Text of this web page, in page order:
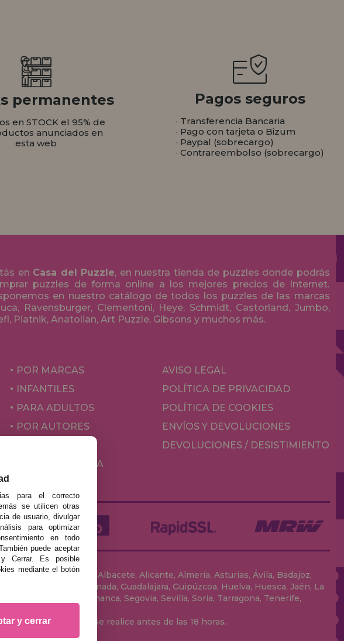
permanentes
en STOCK el 95% de
anunciados en
esta web
Pagos seguros
· Transferencia Bancaria
· Pago con tarjeta o Bizum
· Paypal (sobrecargo)
· Contrareembolso (sobrecargo)
en Casa del Puzzle, en nuestra tienda de puzzles donde podrás
puzzles de forma online a los mejores precios de Internet.
en nuestro catálogo de todos los puzzles de las marcas
Ravensburger, Clementoni, Heye, Schmidt, Castorland, Jumbo,
Piatnik, Anatolian, Art Puzzle, Gibsons y muchos más.
POR MARCAS
INFANTILES
PARA ADULTOS
POR AUTORES
JUEGOS DE MESA
AVISO LEGAL
POLÍTICA DE PRIVACIDAD
POLÍTICA DE COOKIES
ENVÍOS Y DEVOLUCIONES
DEVOLUCIONES / DESISTIMIENTO
español: Álava, Albacete, Alicante, Almería, Asturias, Ávila, Badajoz,
Gerona, Granada, Guadalajara, Guipúzcoa, Huelva, Huesca, Jaén, La
Pontevedra, Salamanca, Segovia, Sevilla, Soria, Tarragona, Tenerife,
y cuando el pedido se realice antes de las 18 horas.
para el correcto
se utilicen otras
de usuario, divulgar
para optimizar
en todo
puede aceptar
Cerrar. Es posible
mediante el botón
y cerrar